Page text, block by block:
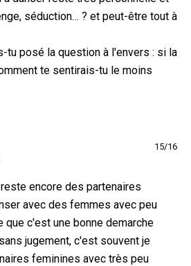
séduction… ? et peut-être tout à
tu posé la question à l'envers : si la
te sentirais-tu le moins
15/16
encore des partenaires
avec des femmes avec peu
que c'est une bonne demarche
jugement, c'est souvent je
feminines avec très peu